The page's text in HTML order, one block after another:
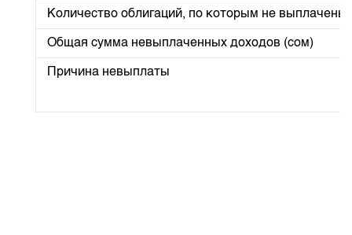
Контакты
Расписание аукционов по ГЦБ
Результаты аукционов ГЦБ
Объем ГЦБ в обращении
Количество облигаций, по которым не выплачены
Общая сумма невыплаченных доходов (сом)
Причина невыплаты